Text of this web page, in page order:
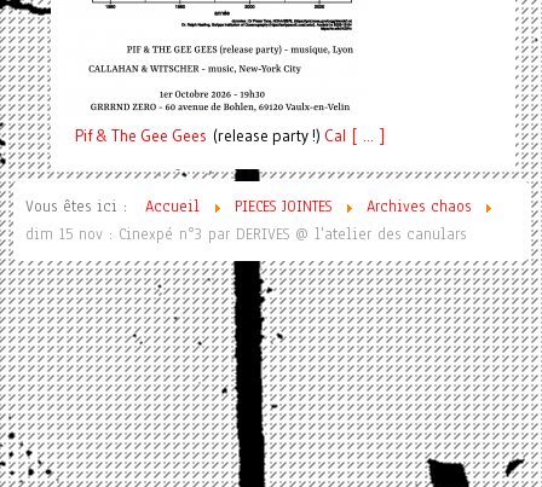
Pif& The Gee Gees (release party !) Cal [ ... ]
Vous êtes ici : Accueil PIECES JOINTES
Archives chaos
dim 15 nov : Cinexpé n°3 par DERIVES @ l'atelier des canulars